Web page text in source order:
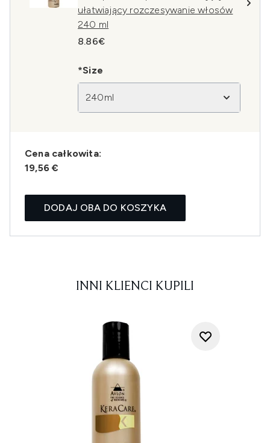
ułatwiający rozczesywanie włosów
240 ml
8.86€
*Size
240ml
Cena całkowita:
19,56 €
DODAJ OBA DO KOSZYKA
INNI KLIENCI KUPILI